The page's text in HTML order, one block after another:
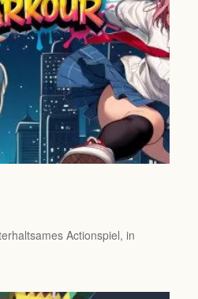
Actionspiel, in